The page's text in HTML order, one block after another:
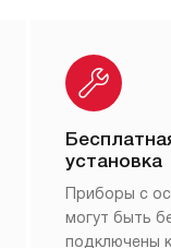
установка
Приборы с
могут быть
подключены